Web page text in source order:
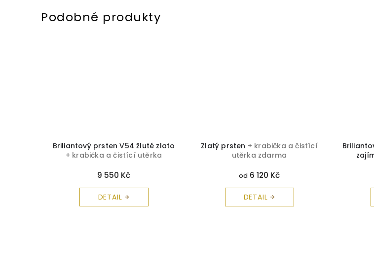
Briliantový prsten V54 žluté zlato
+ krabička a čistící utěrka
9 550 Kč
DETAIL
Zlatý prsten + krabička a čistící
utěrka zdarma
od 6 120 Kč
DETAIL